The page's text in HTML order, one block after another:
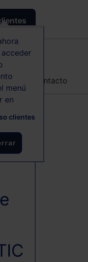
menú
en
clientes
Contacto